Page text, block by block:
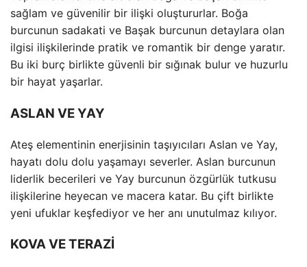
sağlam ve güvenilir bir ilişki oluştururlar. Boğa
burcunun sadakati ve Başak burcunun detaylara olan
ilgisi ilişkilerinde pratik ve romantik bir denge yaratır.
Bu iki burç birlikte güvenli bir sığınak bulur ve huzurlu
bir hayat yaşarlar.
ASLAN VE YAY
Ateş elementinin enerjisinin taşıyıcıları Aslan ve Yay,
hayatı dolu dolu yaşamayı severler. Aslan burcunun
liderlik becerileri ve Yay burcunun özgürlük tutkusu
ilişkilerine heyecan ve macera katar. Bu çift birlikte
yeni ufuklar keşfediyor ve her anı unutulmaz kılıyor.
KOVA VE TERAZİ